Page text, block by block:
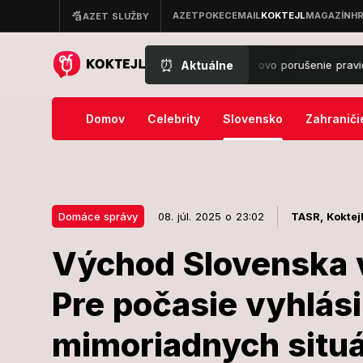
⏰ Aktuálne
Adela? Banáš odhalil vnúčikovo porušenie pravidiel: Domov
Domov Celebrity Slovensko
Domáce správy 08. júl. 2025 o 23:02 TASR, Koktejl
Východ Slovenska
Pre počasie
mimoriadnych
Východ